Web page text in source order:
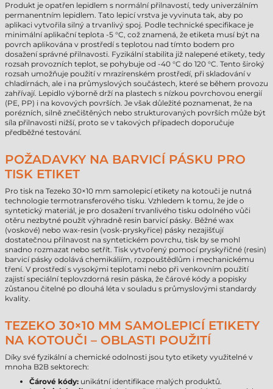
Produkt je opatřen lepidlem s normální přilnavostí, tedy univerzálním
permanentním lepidlem. Tato lepicí vrstva je vyvinuta tak, aby po
aplikaci vytvořila silný a trvanlivý spoj. Podle technické specifikace je
minimální aplikační teplota -5 °C, což znamená, že etiketa musí být na
povrch aplikována v prostředí s teplotou nad tímto bodem pro
dosažení správné přilnavosti. Fyzikální stabilita již nalepené etikety, tedy
rozsah provozních teplot, se pohybuje od -40 °C do 120 °C. Tento široký
rozsah umožňuje použití v mrazírenském prostředí, při skladování v
chladírnách, ale i na průmyslových součástech, které se během provozu
zahřívají. Lepidlo výborně drží na plastech s nízkou povrchovou energií
(PE, PP) i na kovových površích. Je však důležité poznamenat, že na
porézních, silně znečištěných nebo strukturovaných površích může být
síla přilnavosti nižší, proto se v takových případech doporučuje
předběžné testování.
POŽADAVKY NA BARVICÍ PÁSKU PRO
TISK ETIKET
Pro tisk na Tezeko 30×10 mm samolepicí etikety na kotouči je nutná
technologie termotransferového tisku. Vzhledem k tomu, že jde o
syntetický materiál, je pro dosažení trvanlivého tisku odolného vůči
otěru nezbytné použít výhradně resin barvicí pásky. Běžné wax
(voskové) nebo wax-resin (vosk-pryskyřice) pásky nezajišťují
dostatečnou přilnavost na syntetickém povrchu, tisk by se mohl
snadno rozmazat nebo setřít. Tisk vytvořený pomocí pryskyřičné (resin)
barvicí pásky odolává chemikáliím, rozpouštědlům i mechanickému
tření. V prostředí s vysokými teplotami nebo při venkovním použití
zajistí speciální teplovzdorná resin páska, že čárové kódy a popisky
zůstanou čitelné po dlouhá léta v souladu s průmyslovými standardy
kvality.
TEZEKO 30×10 MM SAMOLEPICÍ ETIKETY
NA KOTOUČI – OBLASTI POUŽITÍ
Díky své fyzikální a chemické odolnosti jsou tyto etikety využitelné v
mnoha B2B sektorech:
Čárové kódy: unikátní identifikace malých produktů.